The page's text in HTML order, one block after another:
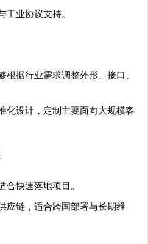
工业协议支持。
据行业需求调整外形、接口、
化设计，定制主要面向大规模客
合快速落地项目。
应链，适合跨国部署与长期维